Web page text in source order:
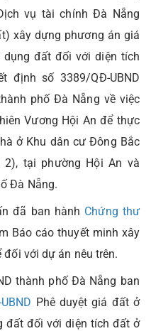
vụ tài chính Đà Nẵng
xây dựng phương án giá
đất đối với diện tích
định số 3389/QĐ-UBND
phố Đà Nẵng về việc
Vương Hội An để thực
ở Khu dân cư Đông Bắc
tại phường Hội An và
Đà Nẵng.
đã ban hành Chứng thư
Báo cáo thuyết minh xây
với dự án nêu trên.
thành phố Đà Nẵng ban
Phê duyệt giá đất ở
đất đối với diện tích đất ở